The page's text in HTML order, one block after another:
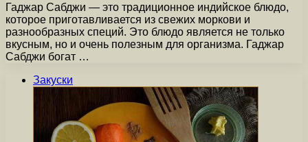
Гаджар Сабджи — это традиционное индийское блюдо,
которое приготавливается из свежих моркови и
разнообразных специй. Это блюдо является не только
вкусным, но и очень полезным для организма. Гаджар
Сабджи богат …
Закуски